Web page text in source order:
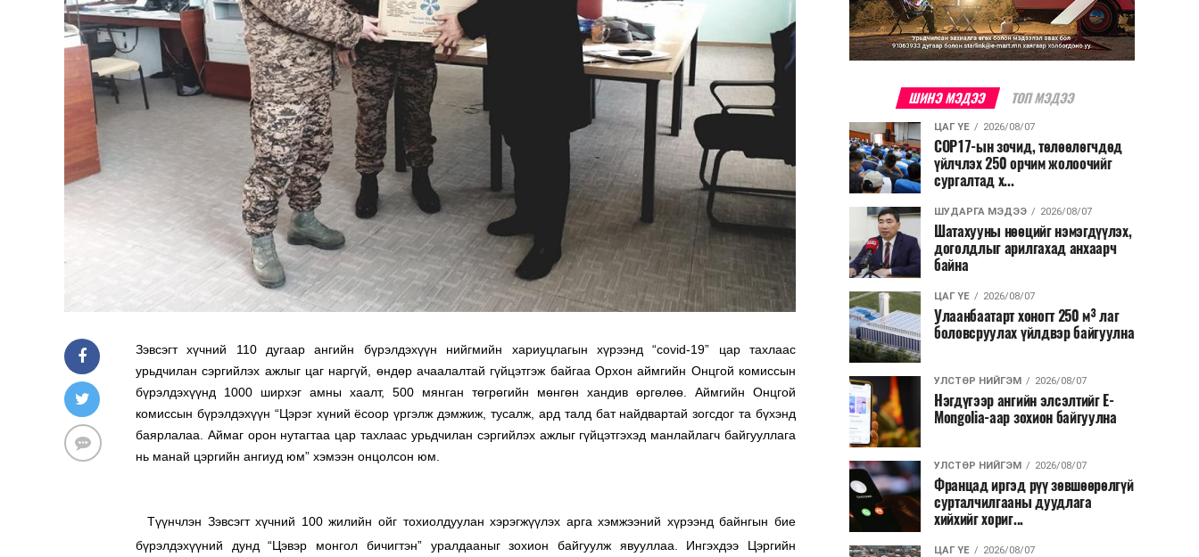
Зэвсэгт хүчний 110 дугаар ангийн бүрэлдэхүүн нийгмийн хариуцлагын хүрээнд “covid-19” цар тахлаас
урьдчилан сэргийлэх ажлыг цаг наргүй, өндөр ачаалалтай гүйцэтгэж байгаа Орхон аймгийн Онцгой комиссын
бүрэлдэхүүнд 1000 ширхэг амны хаалт, 500 мянган төгрөгийн мөнгөн хандив өргөлөө. Аймгийн Онцгой
комиссын бүрэлдэхүүн “Цэрэг хүний ёсоор үргэлж дэмжиж, тусалж, ард талд бат найдвартай зогсдог та бүхэнд
баярлалаа. Аймаг орон нутагтаа цар тахлаас урьдчилан сэргийлэх ажлыг гүйцэтгэхэд манлайлагч байгууллага
нь манай цэргийн ангиуд юм” хэмээн онцолсон юм.
Түүнчлэн Зэвсэгт хүчний 100 жилийн ойг тохиолдуулан хэрэгжүүлэх арга хэмжээний хүрээнд байнгын бие
бүрэлдэхүүний дунд “Цэвэр монгол бичигтэн” уралдааныг зохион байгуулж явууллаа. Ингэхдээ Цэргийн
ШИНЭ МЭДЭЭ ТОП МЭДЭЭ
ЦАГ ҮЕ 2026/08/07
COP17-ын зочид, төлөөлөгчдөд
үйлчлэх 250 орчим жолоочийг
сургалтад х...
ШУДАРГА МЭДЭЭ 2026/08/07
Шатахууны нөөцийг нэмэгдүүлэх,
доголдлыг арилгахад анхаарч
байна
ЦАГ ҮЕ 2026/08/07
Улаанбаатарт хоногт 250 м³ лаг
боловсруулах үйлдвэр байгуулна
УЛСТӨР НИЙГЭМ 2026/08/07
Нэгдүгээр ангийн элсэлтийг E-
Mongolia-аар зохион байгуулна
УЛСТӨР НИЙГЭМ 2026/08/07
Францад иргэд рүү зөвшөөрөлгүй
сурталчилгааны дуудлага
хийхийг хориг...
ЦАГ ҮЕ 2026/08/07